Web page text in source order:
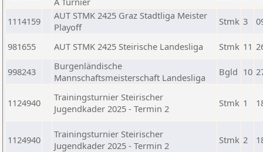
1114159
AUT STMK 2425 Graz Stadtliga Meister
Playoff
Stmk 3
981655 AUT STMK 2425 Steirische Landesliga Stmk 11
998243
Burgenländische
Mannschaftsmeisterschaft Landesliga
Bgld 10
1124940
Trainingsturnier Steirischer
Jugendkader 2025 - Termin 2
Stmk 1
1124940
Trainingsturnier Steirischer
Jugendkader 2025 - Termin 2
Stmk 2